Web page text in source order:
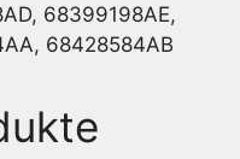
68399198AE,
68428584AB